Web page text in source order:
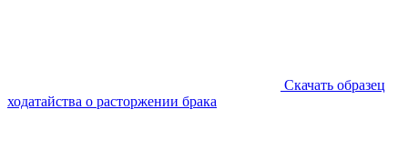
Скачать образец
ходатайства о расторжении брака